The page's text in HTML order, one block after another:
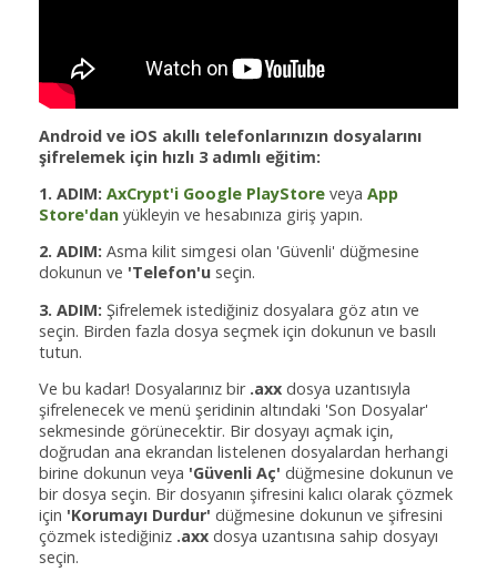
Android ve iOS akıllı telefonlarınızın dosyalarını
şifrelemek için hızlı 3 adımlı eğitim:
1. ADIM: AxCrypt'i Google PlayStore veya App
Store'dan yükleyin ve hesabınıza giriş yapın.
2. ADIM: Asma kilit simgesi olan 'Güvenli' düğmesine
dokunun ve 'Telefon'u seçin.
3. ADIM: Şifrelemek istediğiniz dosyalara göz atın ve
seçin. Birden fazla dosya seçmek için dokunun ve basılı
tutun.
Ve bu kadar! Dosyalarınız bir .axx dosya uzantısıyla
şifrelenecek ve menü şeridinin altındaki 'Son Dosyalar'
sekmesinde görünecektir. Bir dosyayı açmak için,
doğrudan ana ekrandan listelenen dosyalardan herhangi
birine dokunun veya 'Güvenli Aç' düğmesine dokunun ve
bir dosya seçin. Bir dosyanın şifresini kalıcı olarak çözmek
için 'Korumayı Durdur' düğmesine dokunun ve şifresini
çözmek istediğiniz .axx dosya uzantısına sahip dosyayı
seçin.